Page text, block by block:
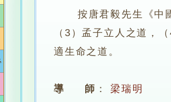
按唐君毅先生《中
（3）孟子立人之道，
適生命之道。
導 師 ： 梁瑞明